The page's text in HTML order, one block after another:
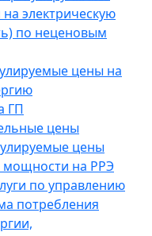
электрическую
по неценовым
цены на
ГП
цены
цены
мощности на РРЭ
по управлению
потребления